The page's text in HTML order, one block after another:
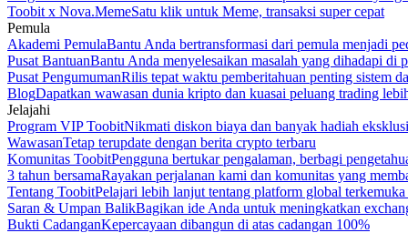
Toobit x Nova.MemeSatu klik untuk Meme, transaksi super cepat
Pemula
Akademi PemulaBantu Anda bertransformasi dari pemula menjadi
Pusat BantuanBantu Anda menyelesaikan masalah yang dihadapi di
Pusat PengumumanRilis tepat waktu pemberitahuan penting sistem
BlogDapatkan wawasan dunia kripto dan kuasai peluang trading
Jelajahi
Program VIP ToobitNikmati diskon biaya dan banyak hadiah
WawasanTetap terupdate dengan berita crypto terbaru
Komunitas ToobitPengguna bertukar pengalaman, berbagi
3 tahun bersamaRayakan perjalanan kami dan komunitas yang
Tentang ToobitPelajari lebih lanjut tentang platform global
Saran & Umpan BalikBagikan ide Anda untuk meningkatkan
Bukti CadanganKepercayaan dibangun di atas cadangan 100%